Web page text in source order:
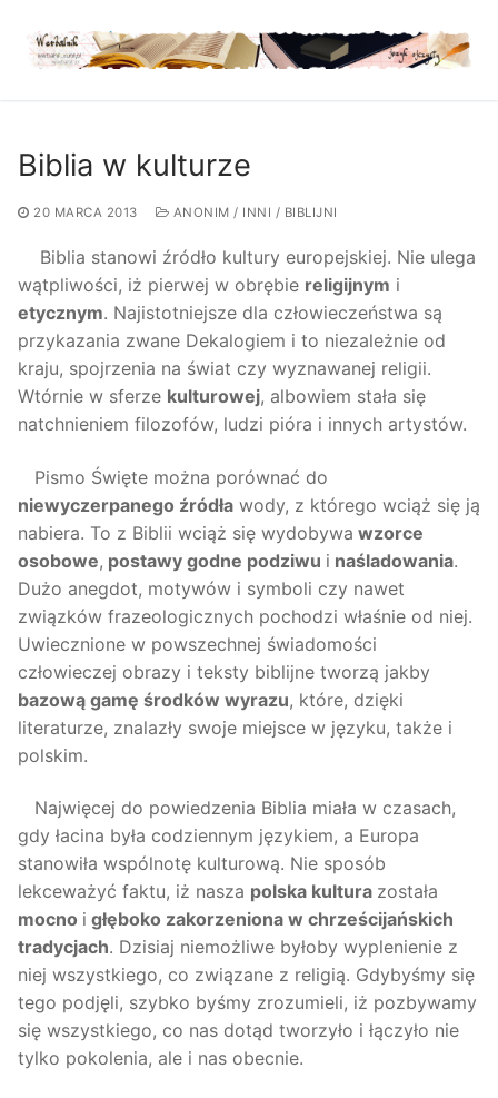
treści
Biblia w kulturze
20 MARCA 2013 ANONIM / INNI / BIBLIJNI
Biblia stanowi źródło kultury europejskiej. Nie ulega
wątpliwości, iż pierwej w obrębie religijnym i
etycznym. Najistotniejsze dla człowieczeństwa są
przykazania zwane Dekalogiem i to niezależnie od
kraju, spojrzenia na świat czy wyznawanej religii.
Wtórnie w sferze kulturowej, albowiem stała się
natchnieniem filozofów, ludzi pióra i innych artystów.
Pismo Święte można porównać do
niewyczerpanego źródła wody, z którego wciąż się ją
nabiera. To z Biblii wciąż się wydobywa wzorce
osobowe, postawy godne podziwu i naśladowania.
Dużo anegdot, motywów i symboli czy nawet
związków frazeologicznych pochodzi właśnie od niej.
Uwiecznione w powszechnej świadomości
człowieczej obrazy i teksty biblijne tworzą jakby
bazową gamę środków wyrazu, które, dzięki
literaturze, znalazły swoje miejsce w języku, także i
polskim.
Najwięcej do powiedzenia Biblia miała w czasach,
gdy łacina była codziennym językiem, a Europa
stanowiła wspólnotę kulturową. Nie sposób
lekceważyć faktu, iż nasza polska kultura została
mocno i głęboko zakorzeniona w chrześcijańskich
tradycjach. Dzisiaj niemożliwe byłoby wyplenienie z
niej wszystkiego, co związane z religią. Gdybyśmy się
tego podjęli, szybko byśmy zrozumieli, iż pozbywamy
się wszystkiego, co nas dotąd tworzyło i łączyło nie
tylko pokolenia, ale i nas obecnie.